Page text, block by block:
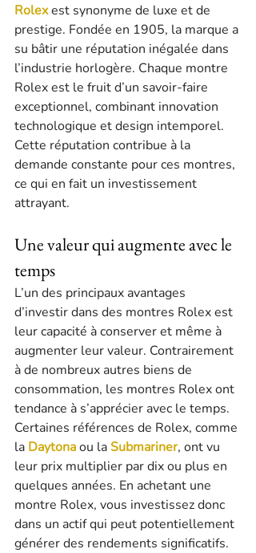
Rolex est synonyme de luxe et de
prestige. Fondée en 1905, la marque a
su bâtir une réputation inégalée dans
l’industrie horlogère. Chaque montre
Rolex est le fruit d’un savoir-faire
exceptionnel, combinant innovation
technologique et design intemporel.
Cette réputation contribue à la
demande constante pour ces montres,
ce qui en fait un investissement
attrayant.
Une valeur qui augmente avec le
temps
L’un des principaux avantages
d’investir dans des montres Rolex est
leur capacité à conserver et même à
augmenter leur valeur. Contrairement
à de nombreux autres biens de
consommation, les montres Rolex ont
tendance à s’apprécier avec le temps.
Certaines références de Rolex, comme
la Daytona ou la Submariner, ont vu
leur prix multiplier par dix ou plus en
quelques années. En achetant une
montre Rolex, vous investissez donc
dans un actif qui peut potentiellement
générer des rendements significatifs.